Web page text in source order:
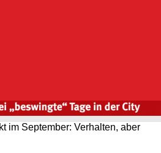
im September: Verhalten, aber